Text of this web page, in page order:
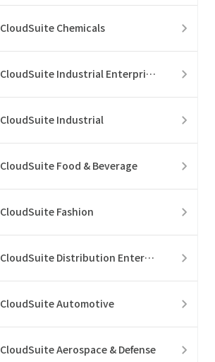
CloudSuite Chemicals
CloudSuite Industrial Enterprise
CloudSuite Industrial
CloudSuite Food & Beverage
CloudSuite Fashion
CloudSuite Distribution Enterprise
CloudSuite Automotive
CloudSuite Aerospace & Defense